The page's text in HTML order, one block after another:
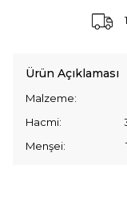
Ürün Açıklaması
Malzeme:
Hacmi:
Menşei: